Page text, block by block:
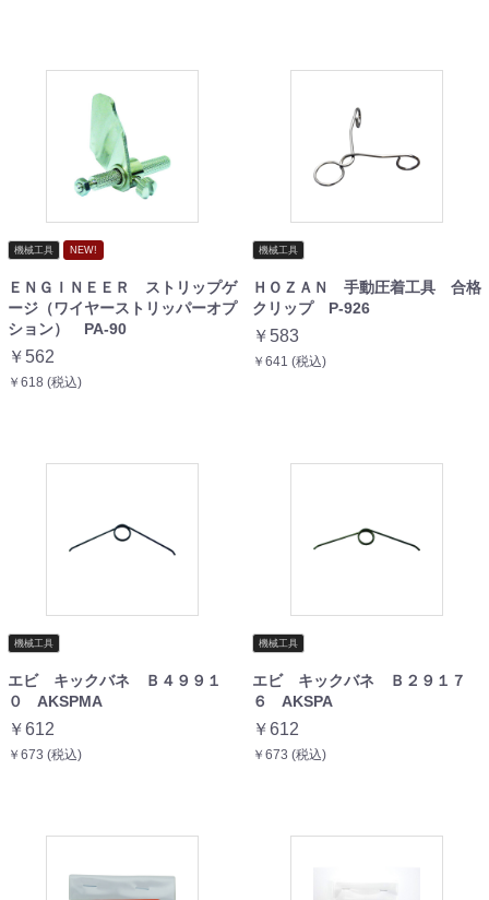
機械工具 NEW!
ＥＮＧＩＮＥＥＲ ストリップゲ
ージ（ワイヤーストリッパーオプ
ション） PA-90
￥562
￥618 (税込)
機械工具
ＨＯＺＡＮ 手動圧着工具 合格
クリップ P-926
￥583
￥641 (税込)
機械工具
エビ キックバネ Ｂ４９９１
０ AKSPMA
￥612
￥673 (税込)
機械工具
エビ キックバネ Ｂ２９１７
６ AKSPA
￥612
￥673 (税込)